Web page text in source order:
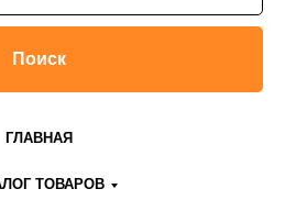
Поиск
ГЛАВНАЯ
ТОВАРОВ